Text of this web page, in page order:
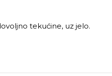
tekućine, uz jelo.